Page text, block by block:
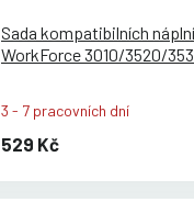
Sada kompatibilních
WorkForce 3010/3520/
3 - 7 pracovních dní
529 Kč